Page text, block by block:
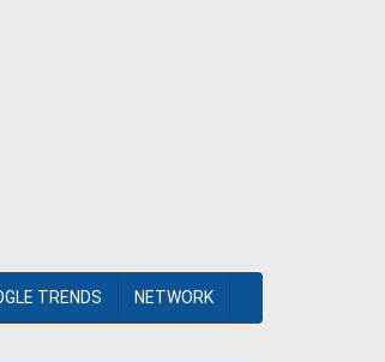
TRENDS NETWORK